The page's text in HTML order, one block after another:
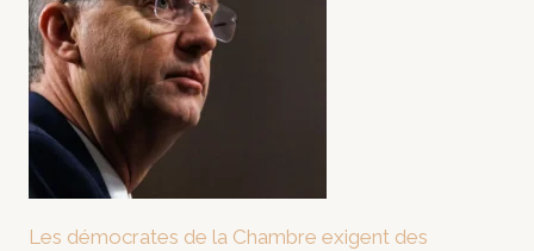
Les démocrates de la Chambre exigent des